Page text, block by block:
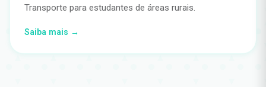
Transporte para estudantes de áreas rurais.
Saiba mais →